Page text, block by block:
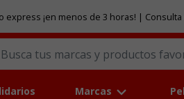
express ¡en menos de 3 horas! |
Marcas